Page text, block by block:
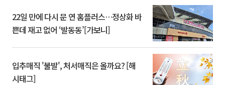
22일 만에 다시 문 연 홈플러스…정상화 바
쁜데 재고 없어 ‘발동동’[가보니]
입추매직 '불발', 처서매직은 올까요? [해
시태그]